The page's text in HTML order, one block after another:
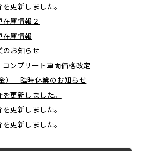
更新しました。
在庫情報２
在庫情報
のお知らせ
ンプリート車両価格改定
） 臨時休業のお知らせ
更新しました。
更新しました。
更新しました。